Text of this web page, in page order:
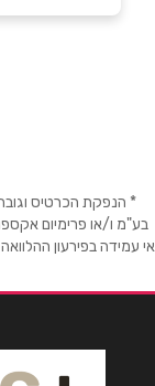
טלפון*
אנא חזרו
* הנפקת הכרטיס
בע"מ ו/או פרימיום
אי עמידה בפירעון